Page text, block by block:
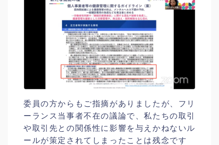
委員の方からもご指摘がありましたが、フリ
ーランス当事者不在の議論で、私たちの取引
や取引先との関係性に影響を与えかねないル
ールが策定されてしまったことは残念です